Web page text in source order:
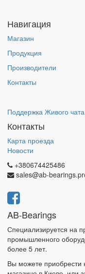
Навигация
Магазин
Продукция
Производители
Контакты
Поддержка Живого чата
Контакты
Карта проезда
Новости
+380674425486
sales@ab-
AB-Bearings
Специализируется на
промышленного
более 5 лет.
Вы можете